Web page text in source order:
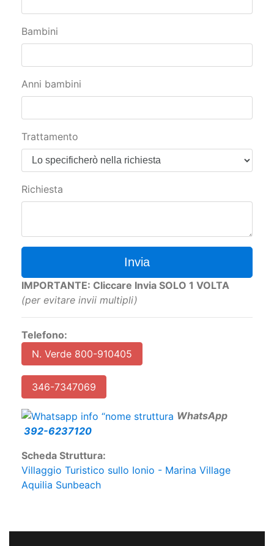
Bambini
Anni bambini
Trattamento
Richiesta
Invia
IMPORTANTE: Cliccare Invia SOLO 1 VOLTA
(per evitare invii multipli)
Telefono:
N. Verde 800-910405
346-7347069
WhatsApp
392-6237120
Scheda Struttura:
Villaggio Turistico sullo Ionio - Marina Village
Aquilia Sunbeach